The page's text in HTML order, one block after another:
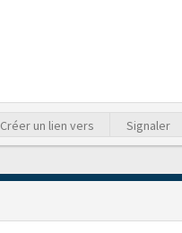
Créer un lien vers Signaler